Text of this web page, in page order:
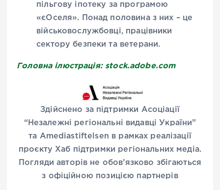
пільгову іпотеку за програмою
«єОселя». Понад половина з них – це
військовослужбовці, працівники
сектору безпеки та ветерани.
Головна ілюстрація: stock.adobe.com
Здійснено за підтримки Асоціації
“Незалежні регіональні видавці України”
та Amediastiftelsen в рамках реалізації
проєкту Хаб підтримки регіональних медіа.
Погляди авторів не обов’язково збігаються
з офіційною позицією партнерів